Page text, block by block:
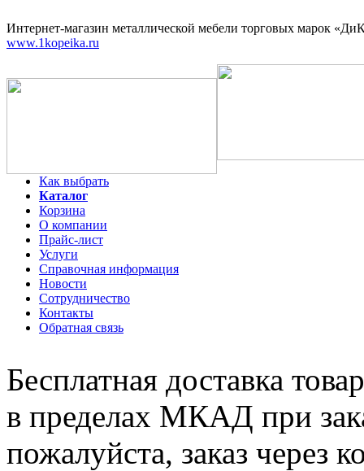
Интернет-магазин металлической мебели торговых марок
www.1kopeika.ru
Как выбрать
Каталог
Корзина
О компании
Прайс-лист
Услуги
Справочная информация
Новости
Сотрудничество
Контакты
Обратная связь
Бесплатная доставка
в пределах МКАД при
пожалуйста, заказ через